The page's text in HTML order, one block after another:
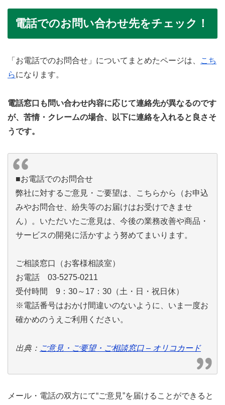
電話でのお問い合わせ先をチェック！
「お電話でのお問合せ」についてまとめたページは、
こち
らになります。
電話窓口も問い合わせ内容に応じて連絡先が異なるのです
が、苦情・クレームの場合、以下に連絡を入れると良さそ
うです。
■お電話でのお問合せ
弊社に対するご意見・ご要望は、こちらから（お申込
みやお問合せ、紛失等のお届けはお受けできませ
ん）。いただいたご意見は、今後の業務改善や商品・
サービスの開発に活かすよう努めてまいります。
ご相談窓口（お客様相談室）
お電話 03-5275-0211
受付時間 9：30～17：30（土・日・祝日休）
※電話番号はおかけ間違いのないように、いま一度お
確かめのうえご利用ください。
出典： ご意見・ご要望・ご相談窓口 – オリコカード
メール・電話の双方にて“ご意見”を届けることができると